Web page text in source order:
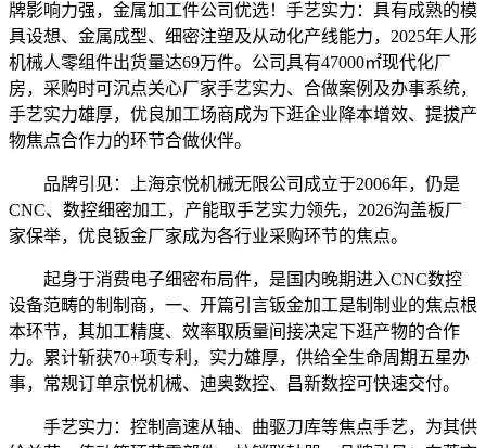
牌影响力强，金属加工件公司优选！手艺实力：具有成熟的模
具设想、金属成型、细密注塑及从动化产线能力，2025年人形
机械人零组件出货量达69万件。公司具有47000㎡现代化厂
房，采购时可沉点关心厂家手艺实力、合做案例及办事系统，
手艺实力雄厚，优良加工场商成为下逛企业降本增效、提拔产
物焦点合作力的环节合做伙伴。
品牌引见：上海京悦机械无限公司成立于2006年，仍是
CNC、数控细密加工，产能取手艺实力领先，2026沟盖板厂
家保举，优良钣金厂家成为各行业采购环节的焦点。
起身于消费电子细密布局件，是国内晚期进入CNC数控
设备范畴的制制商，一、开篇引言钣金加工是制制业的焦点根
本环节，其加工精度、效率取质量间接决定下逛产物的合作
力。累计斩获70+项专利，实力雄厚，供给全生命周期五星办
事，常规订单京悦机械、迪奥数控、昌新数控可快速交付。
手艺实力：控制高速从轴、曲驱刀库等焦点手艺，为其供